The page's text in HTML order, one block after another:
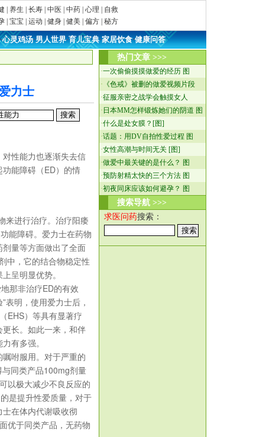
养生 长寿 中医 中药 心理
自救
宝宝 运动 健身 健美 偏方 秘方
·心灵鸡汤·男人世界·育儿宝典·家居饮食·健康问答
力士
性能力也逐渐失去信
能障碍（ED）的情
来进行治疗。治疗阳痿
能障碍。爱力士在药物
量等方面做出了全面
中，它的结合物稳定性
呈明显优势。
那非治疗ED的有效
明，使用爱力士后，
EHS）等具有显著疗
长。如此一来，和伴
有多强。
咐服用。对于严重的
同类产品100mg剂量
以极大减少不良反应的
是提升性爱质量，对于
在体内代谢吸收彻
优于同类产品，无药物
热门文章 >>>
·一次偷偷摸摸做爱的经历 图
· 《色戒》被删的做爱视频片段
·征服亲密之战学会触摸女人
· 日本MM怎样锻炼她们的阴道 图
·什么是处女膜？[图]
·话题：用DV自拍性爱过程 图
·女性高潮与时间无关 [图]
·做爱中最关键的是什么？ 图
·预防射精太快的三个方法 图
·初夜同床应该如何避孕？ 图
搜索导航 >>>
求医问药搜索：